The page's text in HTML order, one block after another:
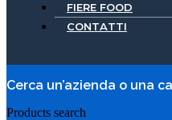
FIERE FOOD
CONTATTI
Cerca un’azienda o una
Products search